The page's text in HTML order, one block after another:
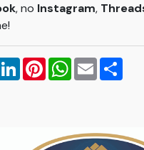
, no Instagram,
LinkedInPinterestWhatsApp
Email